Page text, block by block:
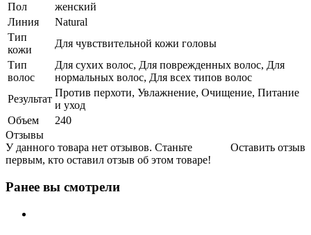
Пол
женский
Линия
Natural
Тип
кожи
Для чувствительной кожи головы
Тип
волос
Для сухих волос, Для поврежденных волос, Для
нормальных волос, Для всех типов волос
Результат
Против перхоти, Увлажнение, Очищение, Питание
и уход
Объем
240
Отзывы
Оставить отзыв
У данного товара нет отзывов. Станьте
первым, кто оставил отзыв об этом товаре!
Ранее вы смотрели